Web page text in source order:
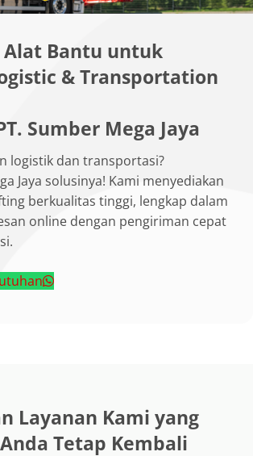
Bantu untuk
& Transportation
Sumber Mega Jaya
logistik dan transportasi?
Jaya solusinya! Kami menyediakan
berkualitas tinggi, lengkap dalam
online dengan pengiriman cepat
Layanan Kami yang
Tetap Kembali